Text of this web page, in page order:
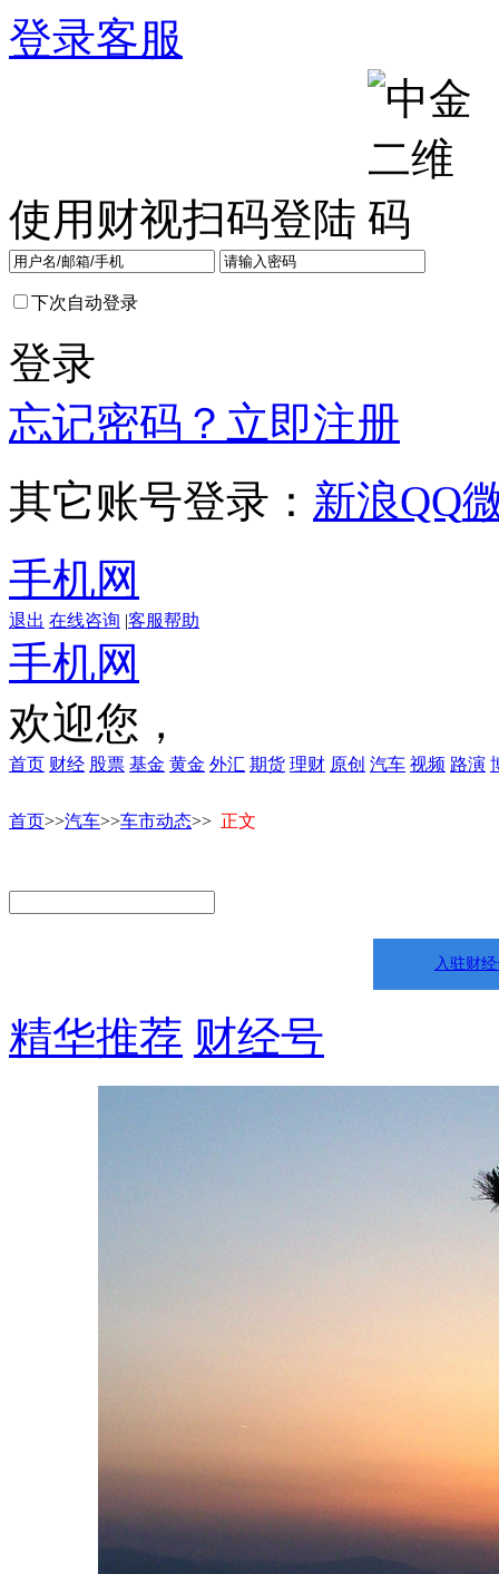
登录客服
使用财视扫码登陆
下次自动登录
登录
忘记密码？ 立即注册
其它账号登录： 新浪QQ
手机网
退出 在线咨询 |客服帮助
手机网
欢迎您，
首页 财经 股票 基金 黄金 外汇 期货 理财 原创 汽车 视频 路演
首页>>汽车>>车市动态>> 正文
入驻财
精华推荐 财经号